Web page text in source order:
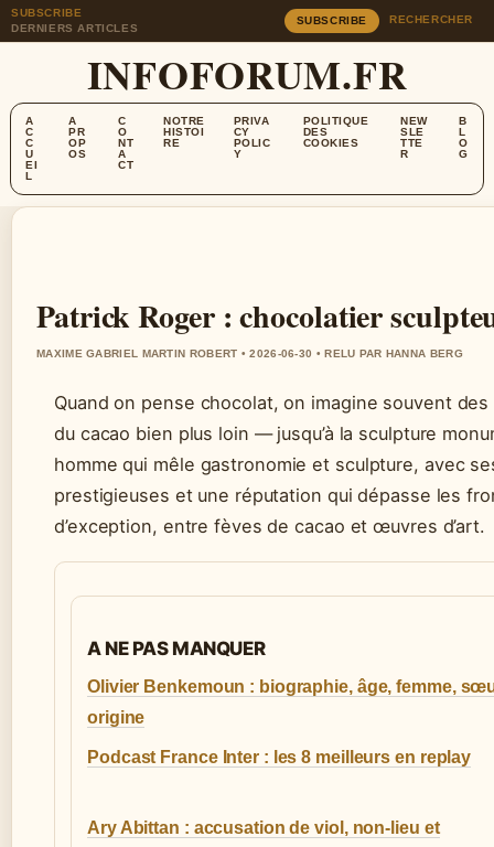
SUBSCRIBE
DERNIERS ARTICLES
SUBSCRIBE RECHERCHER
INFOFORUM.FR
A
C
C
U
EI
L
A
PR
OP
OS
C
O
NT
A
CT
NOTRE
HISTOI
RE
PRIVA
CY
POLIC
Y
POLITIQUE
DES
COOKIES
NEW
SLE
TTE
R
B
L
O
G
Patrick Roger : chocolatier
MAXIME GABRIEL MARTIN ROBERT • 2026-06-30 • RELU PAR HANNA BERG
Quand on pense chocolat, on imagine souvent
du cacao bien plus loin — jusqu’à la sculpture
homme qui mêle gastronomie et sculpture, avec
prestigieuses et une réputation qui dépasse les
d’exception, entre fèves de cacao et œuvres d’art.
A NE PAS MANQUER
Olivier Benkemoun : biographie, âge, femme,
origine
Podcast France Inter : les 8 meilleurs en replay
Ary Abittan : accusation de viol, non-lieu et